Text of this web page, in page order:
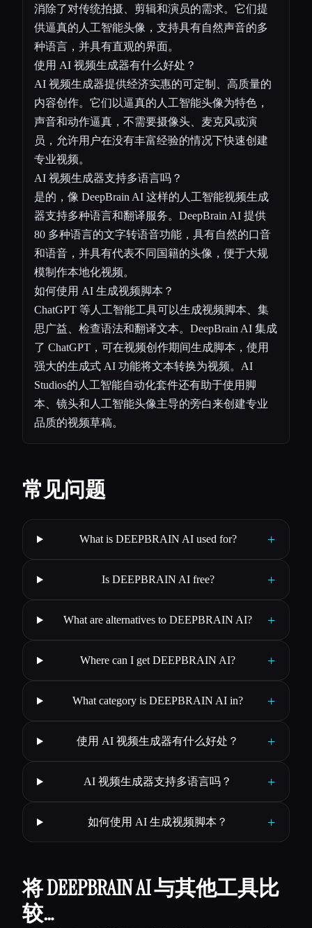
消除了对传统拍摄、剪辑和演员的需求。它们提
供逼真的人工智能头像，支持具有自然声音的多
种语言，并具有直观的界面。
使用 AI 视频生成器有什么好处？
AI 视频生成器提供经济实惠的可定制、高质量的
内容创作。它们以逼真的人工智能头像为特色，
声音和动作逼真，不需要摄像头、麦克风或演
员，允许用户在没有丰富经验的情况下快速创建
专业视频。
AI 视频生成器支持多语言吗？
是的，像 DeepBrain AI 这样的人工智能视频生成
器支持多种语言和翻译服务。DeepBrain AI 提供
80 多种语言的文字转语音功能，具有自然的口音
和语音，并具有代表不同国籍的头像，便于大规
模制作本地化视频。
如何使用 AI 生成视频脚本？
ChatGPT 等人工智能工具可以生成视频脚本、集
思广益、检查语法和翻译文本。DeepBrain AI 集成
了 ChatGPT，可在视频创作期间生成脚本，使用
强大的生成式 AI 功能将文本转换为视频。AI
Studios的人工智能自动化套件还有助于使用脚
本、镜头和人工智能头像主导的旁白来创建专业
品质的视频草稿。
常见问题
What is DEEPBRAIN AI used for? +
Is DEEPBRAIN AI free? +
What are alternatives to DEEPBRAIN AI? +
Where can I get DEEPBRAIN AI? +
What category is DEEPBRAIN AI in? +
使用 AI 视频生成器有什么好处？ +
AI 视频生成器支持多语言吗？ +
如何使用 AI 生成视频脚本？ +
将 DEEPBRAIN AI 与其他工具比
较…